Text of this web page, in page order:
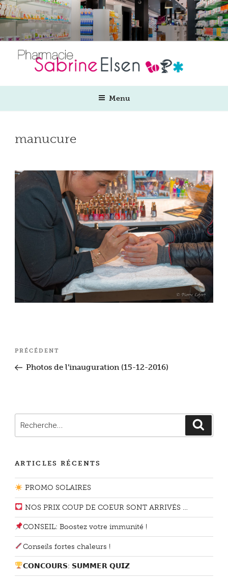
Aller
au
contenu
principal
Menu
manucure
Navigation
Article
précédent
PRÉCÉDENT
Photos de l’inauguration (15-12-2016)
ARTICLES RÉCENTS
PROMO SOLAIRES
NOS PRIX COUP DE COEUR SONT ARRIVÉS …
CONSEIL: Boostez votre immunité !
Conseils fortes chaleurs !
𝗖𝗢𝗡𝗖𝗢𝗨𝗥𝗦: 𝗦𝗨𝗠𝗠𝗘𝗥 𝗤𝗨𝗜𝗭